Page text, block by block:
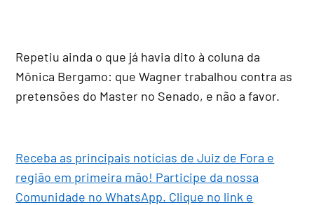
Repetiu ainda o que já havia dito à coluna da
Mônica Bergamo: que Wagner trabalhou contra as
pretensões do Master no Senado, e não a favor.
Receba as principais notícias de Juiz de Fora e
região em primeira mão! Participe da nossa
Comunidade no WhatsApp. Clique no link e